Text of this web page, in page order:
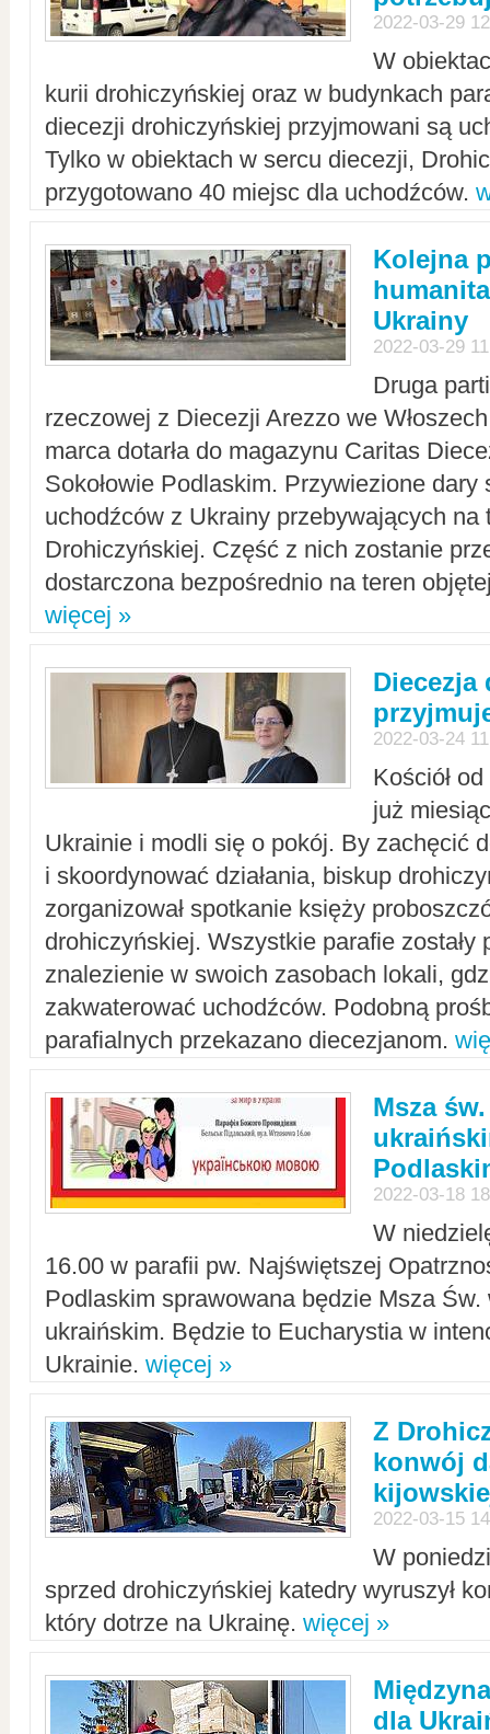
2022-03-29
W
kurii drohiczyńskiej oraz w budynkach
diecezji drohiczyńskiej przyjmowani są
Tylko w obiektach w sercu diecezji,
przygotowano 40 miejsc dla uchodźców.
Kolejna
Ukrainy
2022-03-29
Druga
rzeczowej z Diecezji Arezzo we
marca dotarła do magazynu Caritas
Sokołowie Podlaskim. Przywiezione dary
uchodźców z Ukrainy przebywających na
Drohiczyńskiej. Część z nich zostanie
dostarczona bezpośrednio na teren
więcej »
Diecezja
2022-03-24
Kościół
już
Ukrainie i modli się o pokój. By zachęcić
i skoordynować działania, biskup
zorganizował spotkanie księży
drohiczyńskiej. Wszystkie parafie zostały
znalezienie w swoich zasobach lokali,
zakwaterować uchodźców. Podobną
parafialnych przekazano diecezjanom.
Msza
2022-03-18
W
16.00 w parafii pw. Najświętszej
Podlaskim sprawowana będzie Msza Św.
ukraińskim. Będzie to Eucharystia w
Ukrainie. więcej »
Z
konwój
2022-03-15
W
sprzed drohiczyńskiej katedry wyruszył
który dotrze na Ukrainę. więcej »
dla